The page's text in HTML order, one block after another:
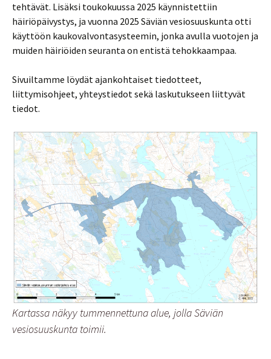
tehtävät. Lisäksi toukokuussa 2025 käynnistettiin
häiriöpäivystys, ja vuonna 2025 Säviän vesiosuuskunta otti
käyttöön kaukovalvontasysteemin, jonka avulla vuotojen ja
muiden häiriöiden seuranta on entistä tehokkaampaa.
Sivuiltamme löydät ajankohtaiset tiedotteet,
liittymisohjeet, yhteystiedot sekä laskutukseen liittyvät
tiedot.
Kartassa näkyy tummennettuna alue, jolla Säviän
vesiosuuskunta toimii.